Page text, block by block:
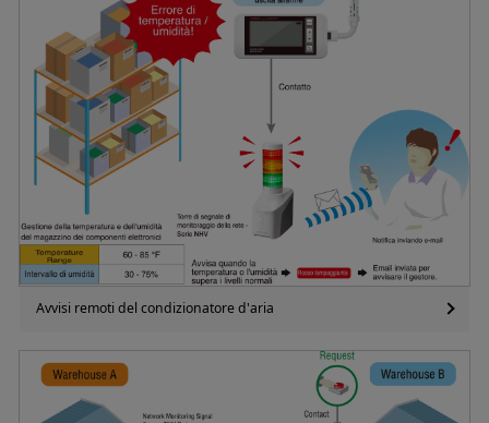
Avvisi remoti del condizionatore d'aria